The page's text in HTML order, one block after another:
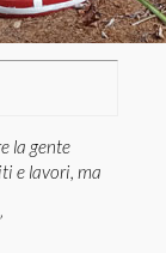
la gente
e lavori, ma